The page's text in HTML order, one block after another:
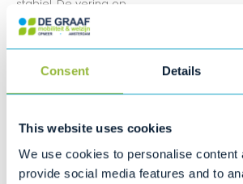
Consent Details
This website uses cookies
We use cookies to personalise content
provide social media features and to
stabiel. De vering op
de voor- en achteras zorgt voor een
een actieradius van 28
km kunt u ontspannen op pad. Vivo, het
groter maakt!
De Vivo in het kort
• Comfortabel rijden dankzij
• Extra stabiliteit dankzij brede wielbasis